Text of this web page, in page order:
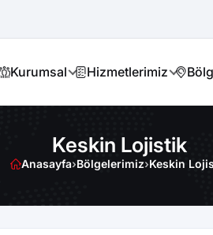
Kurumsal Hizmetlerimiz
Keskin Lojistik
Anasayfa›Bölgelerimiz›Keskin